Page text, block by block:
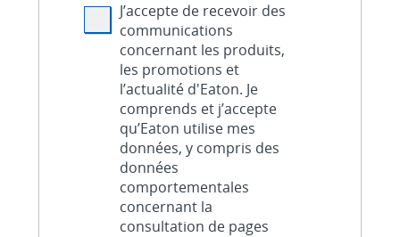
J’accepte de recevoir des
communications
concernant les produits,
les promotions et
l’actualité d'Eaton. Je
comprends et j’accepte
qu’Eaton utilise mes
données, y compris des
données
comportementales
concernant la
consultation de pages